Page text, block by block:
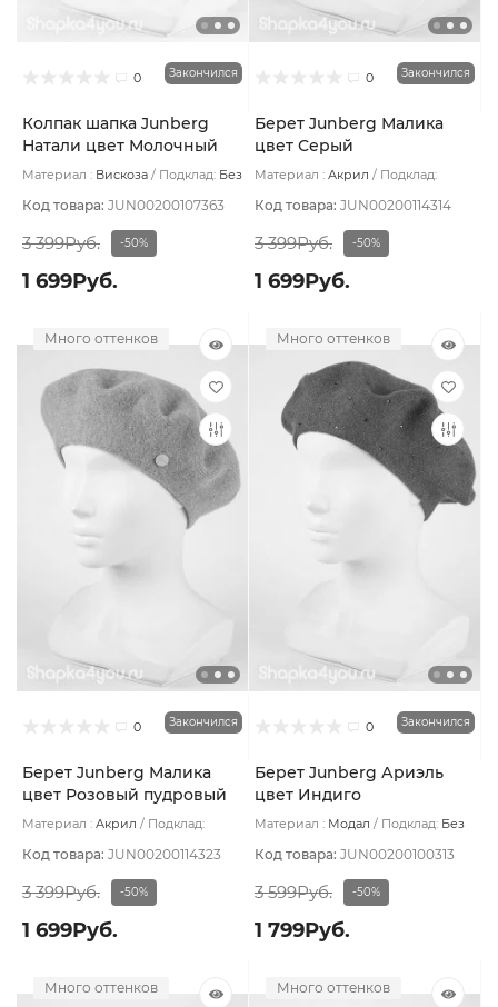
0 Закончился
Колпак шапка Junberg
Натали цвет Молочный
Материал : Вискоза Подклад: Без
Код товара: JUN00200107363
3 399Руб. -50%
1 699Руб.
0 Закончился
Берет Junberg Малика
цвет Серый
Материал : Акрил
Подклад:
Код товара: JUN00200114314
3 399Руб. -50%
1 699Руб.
Много оттенков
0 Закончился
Берет Junberg Малика
цвет Розовый пудровый
Материал : Акрил
Подклад:
Код товара: JUN00200114323
3 399Руб. -50%
1 699Руб.
Много оттенков
0 Закончился
Берет Junberg Ариэль
цвет Индиго
Материал : Модал Подклад: Без
Код товара: JUN00200100313
3 599Руб. -50%
1 799Руб.
Много оттенков Много оттенков